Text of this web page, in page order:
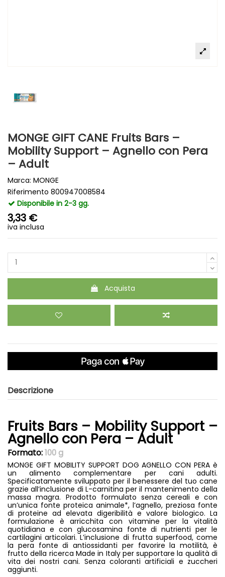
MONGE GIFT CANE Fruits Bars –
Mobility Support – Agnello con Pera
– Adult
Marca: MONGE
Riferimento 800947008584
Disponibile in 2-3 gg.
3,33 €
iva inclusa
Acquista
Descrizione
Fruits Bars – Mobility Support –
Agnello con Pera – Adult
Formato:100 g
MONGE GIFT MOBILITY SUPPORT DOG AGNELLO CON PERA è
un alimento complementare per cani adulti.
Specificatamente sviluppato per il benessere del tuo cane
grazie all’inclusione di L-carnitina per il mantenimento della
massa magra. Prodotto formulato senza cereali e con
un’unica fonte proteica animale*, l’agnello, preziosa fonte
di proteine ad elevata digeribilità e valore biologico. La
formulazione è arricchita con vitamine per la vitalità
quotidiana e con glucosamina fonte di nutrienti per le
cartilagini articolari. L’inclusione di frutta superfood, come
la pera fonte di antiossidanti per favorire la motilità, è
frutto della ricerca Made in Italy per supportare la qualità di
vita dei nostri cani. Senza coloranti artificiali e zuccheri
aggiunti.